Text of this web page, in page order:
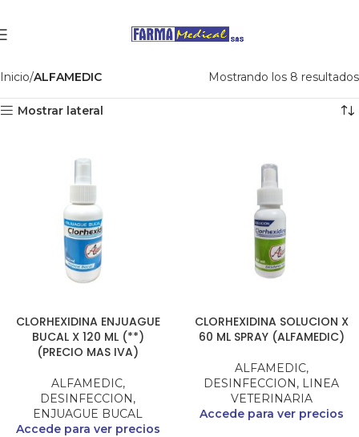
Inicio ALFAMEDIC Mostrando los 8 resultados
Mostrar lateral
CLORHEXIDINA ENJUAGUE
BUCAL X 120 ML (**)
(PRECIO MAS IVA)
ALFAMEDIC,
DESINFECCION,
ENJUAGUE BUCAL
Accede para ver precios
CLORHEXIDINA SOLUCION X
60 ML SPRAY (ALFAMEDIC)
ALFAMEDIC,
DESINFECCION, LINEA
VETERINARIA
Accede para ver precios